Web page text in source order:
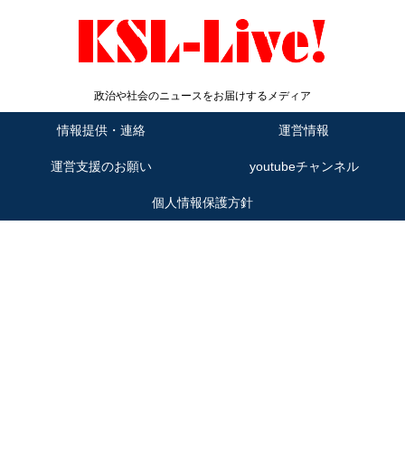
政治や社会のニュースをお届けするメディア
情報提供・連絡 運営情報
運営支援のお願い youtubeチャンネル
個人情報保護方針